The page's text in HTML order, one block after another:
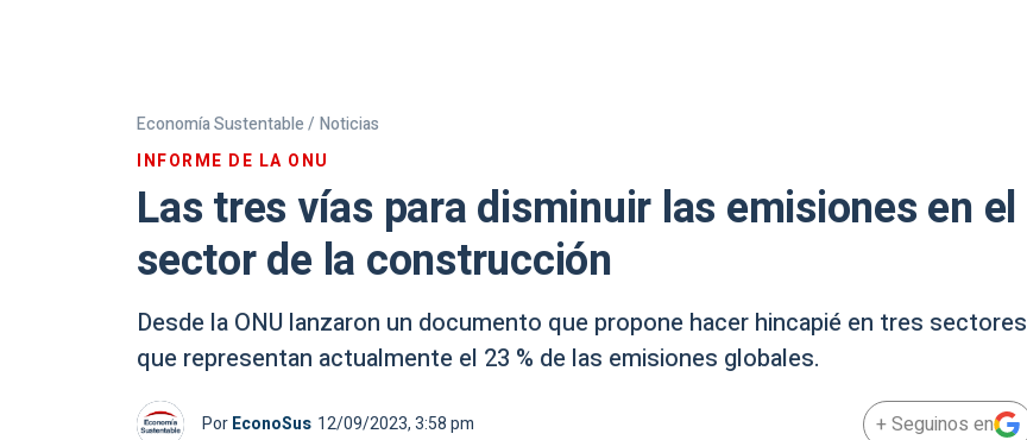
Economía Sustentable / Noticias
INFORME DE LA ONU
Las tres vías para disminuir las emisiones en el
sector de la construcción
Desde la ONU lanzaron un documento que propone hacer hincapié en tres sectores
que representan actualmente el 23 % de las emisiones globales.
PorEconoSus 12/09/2023, 3:58 pm + Seguinos en